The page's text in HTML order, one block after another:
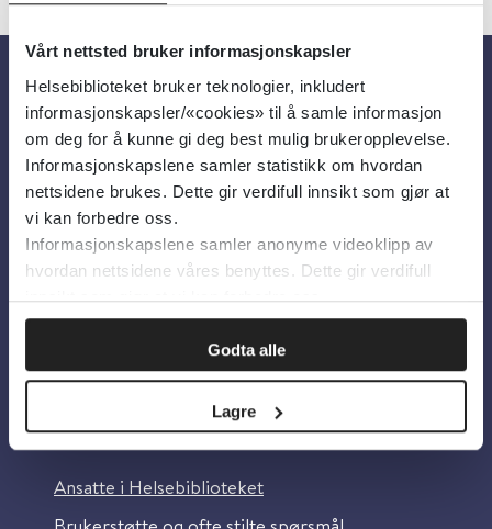
Vårt nettsted bruker informasjonskapsler
Helsebiblioteket bruker teknologier, inkludert
informasjonskapsler/«cookies» til å samle informasjon
om deg for å kunne gi deg best mulig brukeropplevelse.
Informasjonskapslene samler statistikk om hvordan
nettsidene brukes. Dette gir verdifull innsikt som gjør at
vi kan forbedre oss.
Informasjonskapslene samler anonyme videoklipp av
hvordan nettsidene våres benyttes. Dette gir verdifull
innsikt som gjør at vi kan forbedre oss.
Godta alle
Lagre
Om oss
Om Helsebiblioteket
Personvern og informasjonskapsler
Tilgjengelighetserklæring
Information in English
Ansatte i Helsebiblioteket